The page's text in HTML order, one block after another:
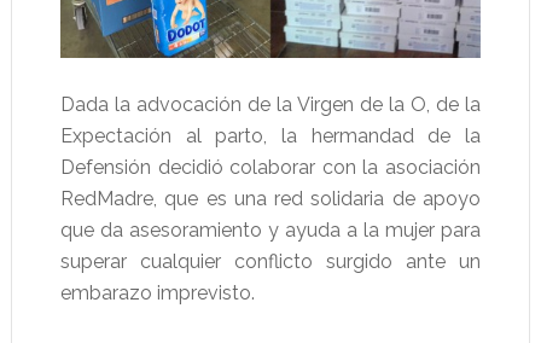
Dada la advocación de la Virgen de la O, de la
Expectación al parto, la hermandad de la
Defensión decidió colaborar con la asociación
RedMadre, que es una red solidaria de apoyo
que da asesoramiento y ayuda a la mujer para
superar cualquier conflicto surgido ante un
embarazo imprevisto.